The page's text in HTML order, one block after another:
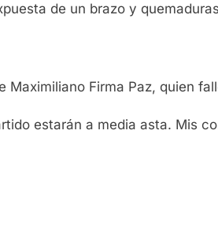
de un brazo y
Firma Paz, quien
estarán a media asta. Mis